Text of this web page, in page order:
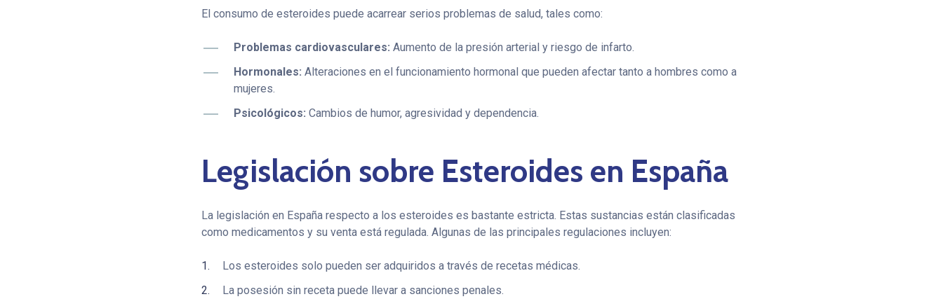
El consumo de esteroides puede acarrear serios problemas de salud, tales como:
Problemas cardiovasculares: Aumento de la presión arterial y riesgo de infarto.
Hormonales: Alteraciones en el funcionamiento hormonal que pueden afectar tanto a hombres como a
mujeres.
Psicológicos: Cambios de humor, agresividad y dependencia.
Legislación sobre Esteroides en España
La legislación en España respecto a los esteroides es bastante estricta. Estas sustancias están clasificadas
como medicamentos y su venta está regulada. Algunas de las principales regulaciones incluyen:
Los esteroides solo pueden ser adquiridos a través de recetas médicas.
La posesión sin receta puede llevar a sanciones penales.